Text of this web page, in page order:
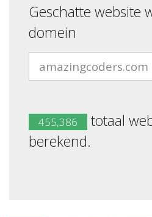
Geschatte website
domein
455,386
totaal
berekend.